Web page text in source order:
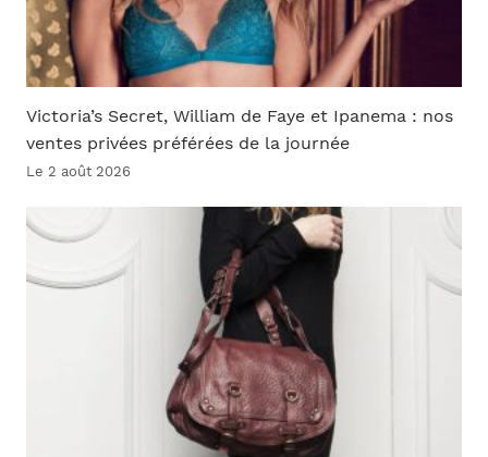
Victoria’s Secret, William de Faye et Ipanema : nos
ventes privées préférées de la journée
Le 2 août 2026